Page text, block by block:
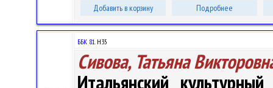
Добавить в корзину Подробнее
ББК 81.Н35
Сивова, Татьяна
Итальянский